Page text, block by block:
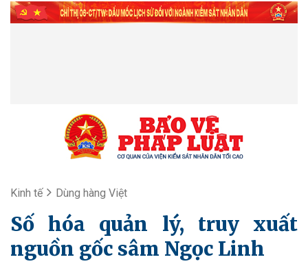
Kinh tế Dùng hàng Việt
Số hóa quản lý, truy xuất
nguồn gốc sâm Ngọc Linh